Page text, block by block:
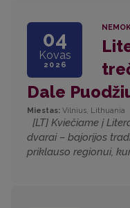
04
Kovas
2026
Dale
Miestas: Vilnius, Lithuania
[LT] Kviečiame į
dvarai – bajorijos
priklauso regionui,